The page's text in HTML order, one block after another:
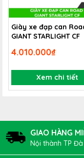
Giày xe đạp can
GIANT STARLIGHT CF
4.010.000₫
Xem chi tiết
GIAO HÀNG
Nội thành TP